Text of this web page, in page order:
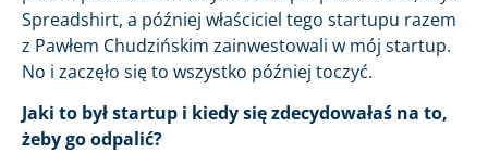
Spreadshirt, a później właściciel tego startupu razem
z Pawłem Chudzińskim zainwestowali w mój startup.
No i zaczęło się to wszystko później toczyć.
Jaki to był startup i kiedy się zdecydowałaś na to,
żeby go odpalić?